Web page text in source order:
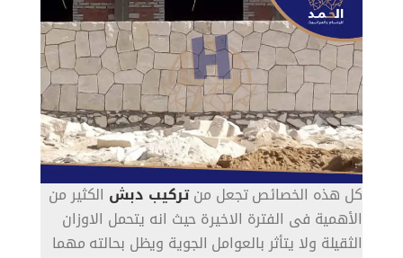
كل هذه الخصائص تجعل منتركيب دبش الكثير من
الأهمية فى الفترة الاخيرة حيث انه يتحمل الاوزان
الثقيلة ولا يتأثر بالعوامل الجوية ويظل بحالته مهما